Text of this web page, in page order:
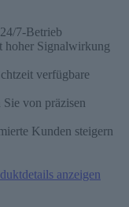
7-Betrieb
Signalwirkung
verfügbare
von präzisen
Kunden steigern
anzeigen